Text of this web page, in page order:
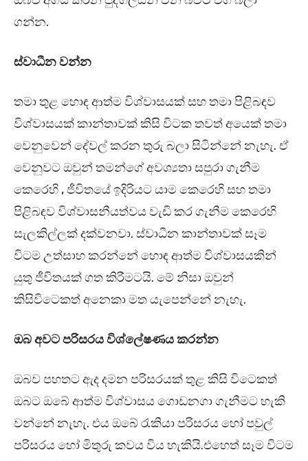
ගන්න.
ස්වාධීන වන්න
තමා තුළ හොඳ ආත්ම විශ්වාසයක් සහ තමා පිළිබඳව
විශ්වාසයක් කාන්තාවක් කිසි විටක තවත් අයෙක් තමා
වෙනුවෙන් දේවල් කරන තුරු බලා සිටින්නේ නැහැ. ඒ
වෙනුවට ඔවුන් තමන්ගේ අවශ්‍යතා සපුරා ගැනීම
කෙරෙහි , ජීවිතයේ ඉදිරියට යාම කෙරෙහි සහ තමා
පිළිබඳව විශ්වාසනීයත්වය වැඩි කර ගැනීම කෙරෙහි
සැලකිල්ලක් දක්වනවා. ස්වාධීන කාන්තාවක් සෑම
විටම උත්සාහ කරන්නේ හොඳ ආත්ම විශ්වාසයකින්
යුතු ජීවිතයක් ගත කිරීමටයි. මේ නිසා ඔවුන්
කිසිවිටෙකත් අනෙකා මත යැපෙන්නේ නැහැ.
ඔබ අවට පරිසරය විශ්ලේෂණය කරන්න
ඔබව පහතට ඇද දමන පරිසරයක් තුළ කිසි විටෙකත්
ඔබට ඔබේ ආත්ම විශ්වාසය ගොඩනගා ගැනීමට හැකි
වන්නේ නැහැ. එය ඔබේ රැකියා පරිසරය හෝ පවුල්
පරිසරය හෝ මිතුරු කවය විය හැකියි.එහෙත් සෑම විටම